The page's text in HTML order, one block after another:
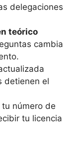
delegaciones
teórico
cambia
detienen el
número de
tu licencia